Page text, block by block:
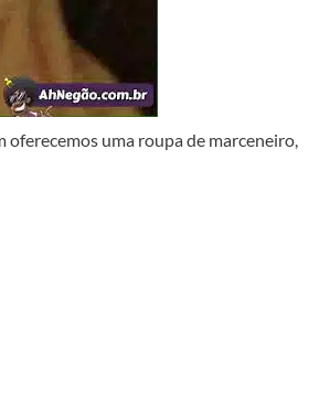
oferecemos uma roupa de marceneiro,